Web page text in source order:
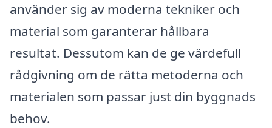
använder sig av moderna tekniker och
material som garanterar hållbara
resultat. Dessutom kan de ge värdefull
rådgivning om de rätta metoderna och
materialen som passar just din byggnads
behov.